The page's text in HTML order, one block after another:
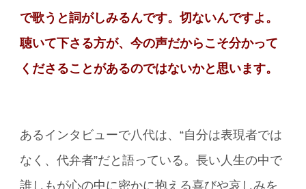
で歌うと詞がしみるんです。切ないんですよ。
聴いて下さる方が、今の声だからこそ分かって
くださることがあるのではないかと思います。
あるインタビューで八代は、“自分は表現者では
なく、代弁者”だと語っている。長い人生の中で
誰しもが心の中に密かに抱える喜びや哀しみを